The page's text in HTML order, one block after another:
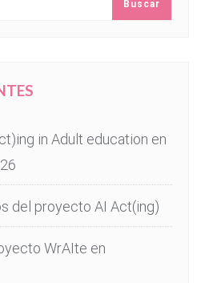
in Adult education en
del proyecto AI Act(ing)
WrAIte en